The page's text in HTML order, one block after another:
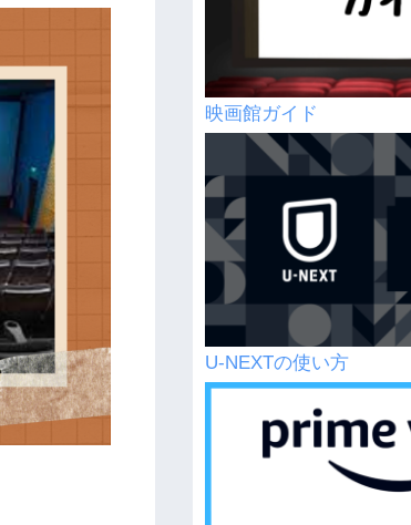
映画館ガイド
U-NEXTの使い方